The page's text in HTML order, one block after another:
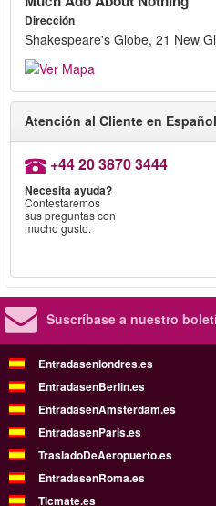
Dirección
Shakespeare's Globe, 21 New
Atención al Cliente en Español
+44 20 3870 3444
Necesita ayuda?
Contestaremos
sus preguntas con
mucho gusto.
Suscríbase a nuestro
Entradasenlondres.es
EntradasenBerlin.es
EntradasenAmsterdam.es
EntradasenParis.es
TrasladoDeAeropuerto.es
EntradasenRoma.es
Ticmate.es